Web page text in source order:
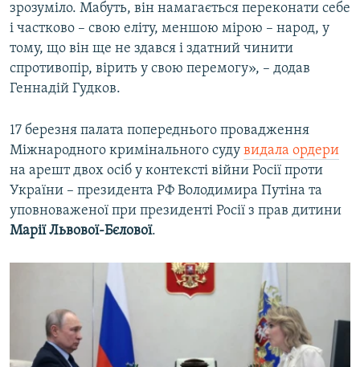
зрозуміло. Мабуть, він намагається переконати себе
і частково – свою еліту, меншою мірою – народ, у
тому, що він ще не здався і здатний чинити
спротивопір, вірить у свою перемогу», – додав
Геннадій Гудков.
17 березня палата попереднього провадження
Міжнародного кримінального суду видала ордери
на арешт двох осіб у контексті війни Росії проти
України – президента РФ Володимира Путіна та
уповноваженої при президенті Росії з прав дитини
Марії Львової-Бєлової.